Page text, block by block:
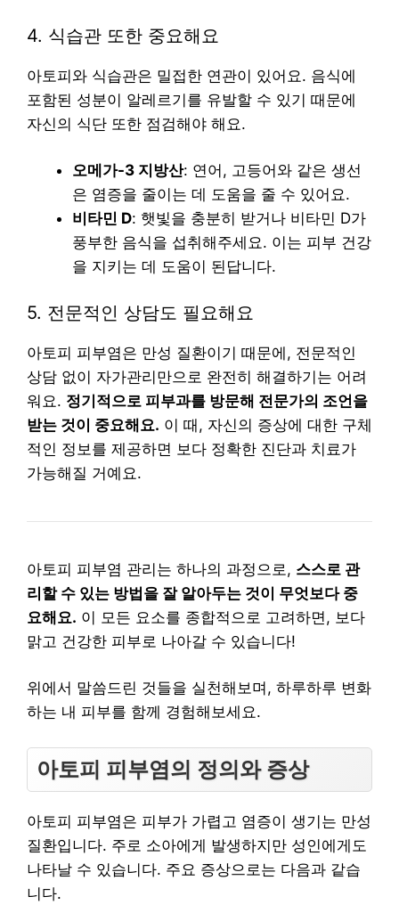
4. 식습관 또한 중요해요
아토피와 식습관은 밀접한 연관이 있어요. 음식에
포함된 성분이 알레르기를 유발할 수 있기 때문에
자신의 식단 또한 점검해야 해요.
오메가-3 지방산: 연어, 고등어와 같은 생선
은 염증을 줄이는 데 도움을 줄 수 있어요.
비타민 D: 햇빛을 충분히 받거나 비타민 D가
풍부한 음식을 섭취해주세요. 이는 피부 건강
을 지키는 데 도움이 된답니다.
5. 전문적인 상담도 필요해요
아토피 피부염은 만성 질환이기 때문에, 전문적인
상담 없이 자가관리만으로 완전히 해결하기는 어려
워요. 정기적으로 피부과를 방문해 전문가의 조언을
받는 것이 중요해요. 이 때, 자신의 증상에 대한 구체
적인 정보를 제공하면 보다 정확한 진단과 치료가
가능해질 거예요.
아토피 피부염 관리는 하나의 과정으로, 스스로 관
리할 수 있는 방법을 잘 알아두는 것이 무엇보다 중
요해요. 이 모든 요소를 종합적으로 고려하면, 보다
맑고 건강한 피부로 나아갈 수 있습니다!
위에서 말씀드린 것들을 실천해보며, 하루하루 변화
하는 내 피부를 함께 경험해보세요.
아토피 피부염의 정의와 증상
아토피 피부염은 피부가 가렵고 염증이 생기는 만성
질환입니다. 주로 소아에게 발생하지만 성인에게도
나타날 수 있습니다. 주요 증상으로는 다음과 같습
니다.